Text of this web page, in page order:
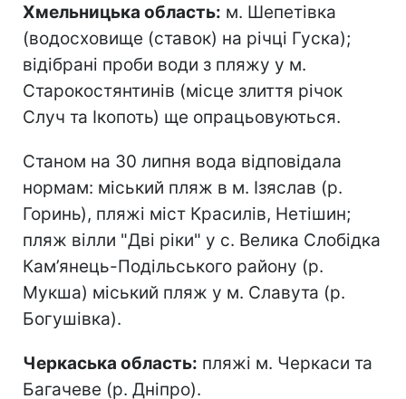
Хмельницька область: м. Шепетівка
(водосховище (ставок) на річці Гуска);
відібрані проби води з пляжу у м.
Старокостянтинів (місце злиття річок
Случ та Ікопоть) ще опрацьовуються.
Станом на 30 липня вода відповідала
нормам: міський пляж в м. Ізяслав (р.
Горинь), пляжі міст Красилів, Нетішин;
пляж вілли "Дві ріки" у с. Велика Слобідка
Кам’янець-Подільського району (р.
Мукша) міський пляж у м. Славута (р.
Богушівка).
Черкаська область: пляжі м. Черкаси та
Багачеве (р. Дніпро).